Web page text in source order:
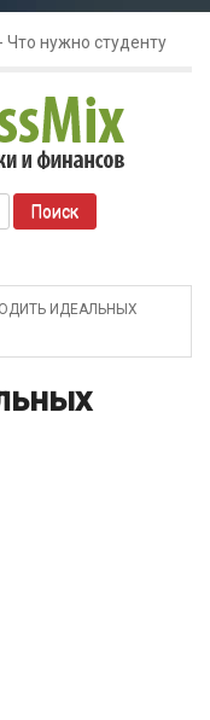
Что нужно студенту
бизнеса?
Телефония для
инструменты для
бизнес?
ИДЕАЛЬНЫХ